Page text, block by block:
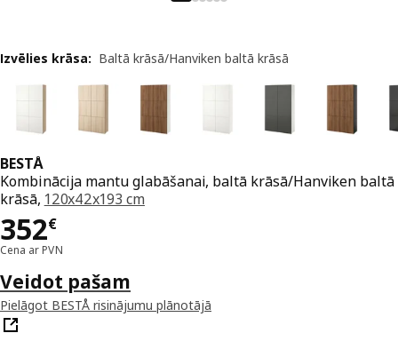
BESTÅ
Kombinācija mantu glabāšanai, baltā krāsā/Hanviken baltā
krāsā, 120x42x193 cm
352€
Cena 352€
Cena ar PVN
Izvēlies krāsa: Baltā krāsā/Hanviken baltā krāsā
Veidot pašam
Pielāgot BESTÅ risinājumu plānotājā